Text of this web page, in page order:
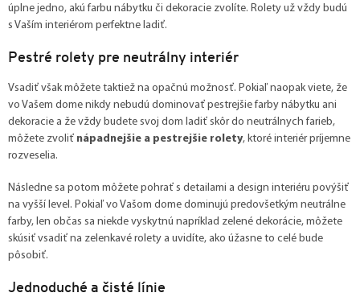
úplne jedno, akú farbu nábytku či dekoracie zvolíte. Rolety už vždy budú
s Vaším interiérom perfektne ladiť.
Pestré rolety pre neutrálny interiér
Vsadiť však môžete taktiež na opačnú možnosť. Pokiaľ naopak viete, že
vo Vašem dome nikdy nebudú dominovať pestrejšie farby nábytku ani
dekoracie a že vždy budete svoj dom ladiť skôr do neutrálnych farieb,
môžete zvoliť nápadnejšie a pestrejšie rolety, ktoré interiér príjemne
rozveselia.
Následne sa potom môžete pohrať s detailami a design interiéru povýšiť
na vyšší level. Pokiaľ vo Vašom dome dominujú predovšetkým neutrálne
farby, len občas sa niekde vyskytnú napríklad zelené dekorácie, môžete
skúsiť vsadiť na zelenkavé rolety a uvidíte, ako úžasne to celé bude
pôsobiť.
Jednoduché a čisté línie